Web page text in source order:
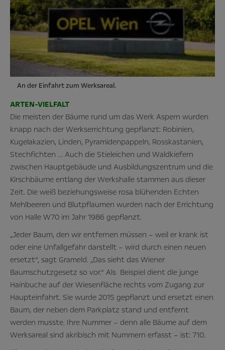
An der Einfahrt zum Werksareal.
ARTEN-VIELFALT
Die meisten der Bäume rund um das Werk Aspern wurden
knapp nach der Werkserrichtung gepflanzt: Robinien,
Kugelakazien, Linden, Pyramidenpappeln, Rosskastanien,
Stechfichten … Auch die Stieleichen und Waldkiefern
zwischen Hauptgebäude und Ausbildungszentrum und die
Kirschbäume entlang der Werkshalle stammen aus dieser
Zeit. Die weiß beziehungsweise rosa blühenden Echten
Mehlbeeren und Blutpflaumen wurden nach der Errichtung
von Halle W70 im Jahr 1986 gepflanzt.
„Jeder Baum, den wir entfernen müssen – weil er krank ist
oder eine Unfallgefahr darstellt – wird durch einen neuen
ersetzt“, sagt Grameld. „Das sieht das Wiener
Baumschutzgesetz so vor.“ Als Beispiel dient die junge
Hainbuche auf der Wiesenfläche rechts vom Zugang zur
Haupteinfahrt. Sie wurde 2015 gepflanzt und ersetzt einen
Baum, der neben dem Parkplatz stand und entfernt
werden musste. Ihre Nummer – denn alle Bäume auf dem
Werksareal sind akribisch mit Nummern erfasst – ist: 710.